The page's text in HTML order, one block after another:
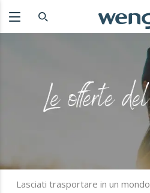
Lasciati trasportare in un